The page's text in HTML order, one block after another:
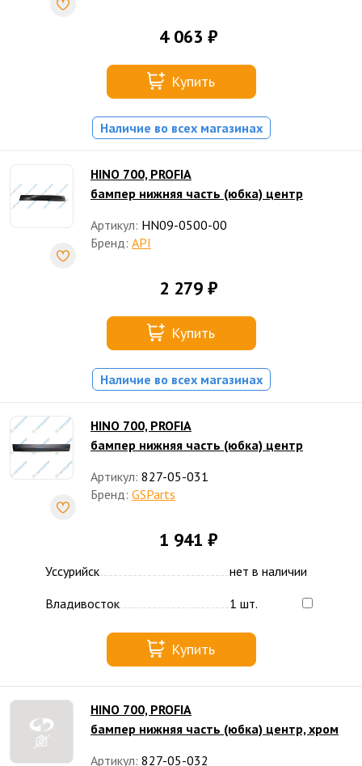
4 063 ₽
Купить
Наличие во всех магазинах
HINO 700, PROFIA
бампер нижняя часть (юбка) центр
Артикул: HN09-0500-00
Бренд: API
2 279 ₽
Купить
Наличие во всех магазинах
HINO 700, PROFIA
бампер нижняя часть (юбка) центр
Артикул: 827-05-031
Бренд: GSParts
1 941 ₽
Уссурийск
нет в наличии
Владивосток
1 шт.
Купить
HINO 700, PROFIA
бампер нижняя часть (юбка) центр, хром
Артикул: 827-05-032